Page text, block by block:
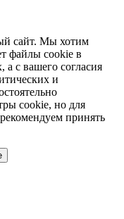
сайт. Мы хотим
файлы cookie в
с вашего согласия
и
cookie, но для
принять